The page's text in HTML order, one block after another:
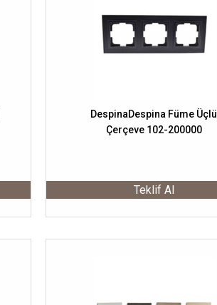
DespinaDespina Füme Üçlü
Çerçeve 102-200000
Teklif Al